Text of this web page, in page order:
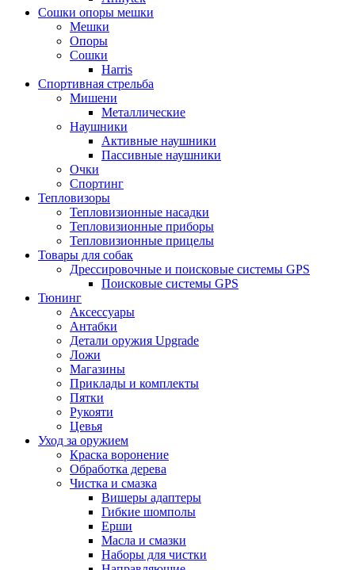
Сошки опоры мешки
Мешки
Опоры
Сошки
Harris
Спортивная стрельба
Мишени
Металлические
Наушники
Активные наушники
Пассивные наушники
Очки
Спортинг
Тепловизоры
Тепловизионные насадки
Тепловизионные приборы
Тепловизионные прицелы
Товары для собак
Дрессировочные и поисковые системы GPS
Поисковые системы GPS
Тюнинг
Аксессуары
Антабки
Детали оружия Upgrade
Ложи
Магазины
Приклады и комплекты
Пятки
Рукояти
Цевья
Уход за оружием
Краска воронение
Обработка дерева
Чистка и смазка
Вишеры адаптеры
Гибкие шомполы
Ерши
Масла и смазки
Наборы для чистки